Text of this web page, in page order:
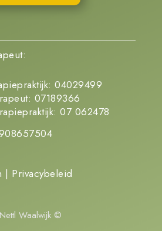
04029499
07189366
07 062478
| Privacybeleid
Nettl Waalwijk ©